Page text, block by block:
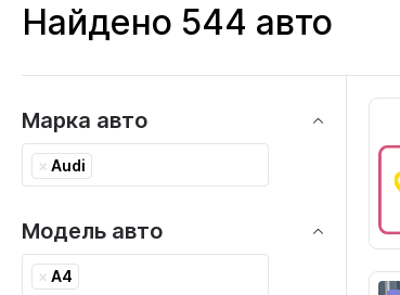
Найдено 544 авто
Марка авто
× Audi
Модель авто
× A4